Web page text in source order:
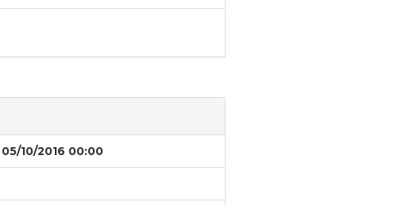
05/10/2016 00:00